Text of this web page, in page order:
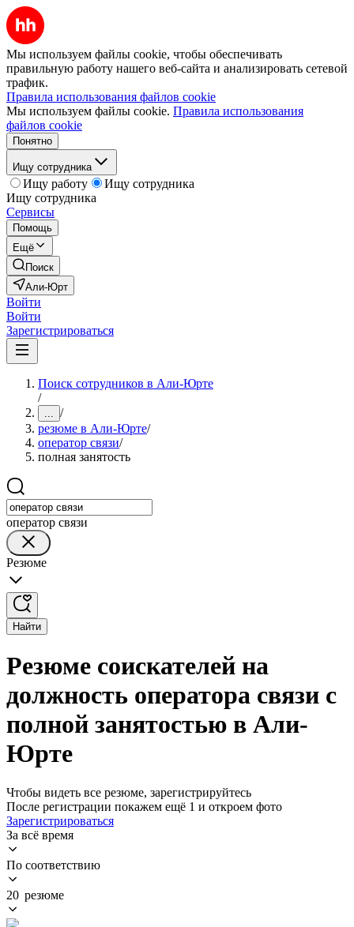
Мы используем файлы cookie, чтобы обеспечивать
правильную работу нашего веб-сайта и анализировать сетевой
трафик.
Правила использования файлов cookie
Мы используем файлы cookie. Правила использования
файлов cookie
Понятно
Ищу сотрудника
Ищу работу
Ищу сотрудника
Ищу сотрудника
Сервисы
Помощь
Ещё
Поиск
Али-Юрт
Войти
Войти
Зарегистрироваться
Поиск сотрудников в Али-Юрте
/
... /
резюме в Али-Юрте/
оператор связи/
полная занятость
оператор связи
Резюме
Найти
Резюме соискателей на
должность оператора связи с
полной занятостью в Али-
Юрте
Чтобы видеть все резюме, зарегистрируйтесь
После регистрации покажем ещё 1 и откроем фото
Зарегистрироваться
За всё время
По соответствию
20 резюме